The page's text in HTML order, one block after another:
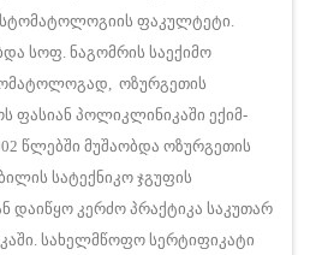
სტომატოლოგიის ფაკულტეტი.
სოფ. ნაგომრის საექიმო
ოზურგეთის
ფასიან პოლიკლინიკაში ექიმ-
წლებში მუშაობდა ოზურგეთის
სატექნიკო ჯგუფის
დაიწყო კერძო პრაქტიკა საკუთარ
სახელმწოფო სერტიფიკატი